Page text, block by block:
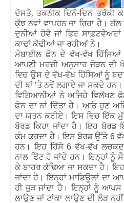
ਦੋਸਤੋ,ਤਕਨੀਕ ਦਿਨੋ-ਦਿਨ ਤਰੱਕੀ
ਕੁੱਝ ਨਵਾਂ ਵਾਪਰਨ ਜਾ ਰਿਹਾ ਹੈ।
ਦੁਨੀਆਂ ਹੋਵੇ ਜਾਂ ਫਿਰ ਸਾਫ਼ਟਵੇਅਰਾਂ
ਕਾਢਾਂ ਕੱਢੀਆਂ ਜਾ ਰਹੀਆਂ ਨੇ।
ਮੋਬਾਈਲ ਫ਼ੋਨ ਦੇ ਵੱਖ-ਵੱਖ
ਆਪਣੀ ਮਰਜ਼ੀ ਅਨੁਸਾਰ ਜੋੜਨ ਦੀ
ਵਿਚ ਉਸ ਦੇ ਵੱਖ-ਵੱਖ ਹਿੱਸਿਆਂ ਨੂੰ
ਦੀ ਥਾਂ 'ਤੇ ਨਵੇਂ ਲਗਾਏ ਜਾ ਸਕਦੇ ਹਨ।
ਵਿਗਿਆਨੀਆਂ ਨੇ ਅਜਿਹੇ ਵਿਲੱਖਣ
ਫ਼ੋਨ ਦਾ ਨਾਂ ਦਿੱਤਾ ਹੈ। ਆਓ ਹੁਣ
ਦਾ ਯਤਨ ਕਰੀਏ। ਇਸ ਵਿਚ ਇੱਕ
ਬੋਰਡ ਕਿਹਾ ਜਾਂਦਾ ਹੈ। ਇਹ ਬੋਰਡ
ਕੰਮ ਕਰਦਾ ਹੈ। ਇਸ ਬੋਰਡ ਉੱਤੇ 6
ਹਨ। ਇਹ ਹਿੱਸੇ 6 ਵੱਖ-ਵੱਖ
ਨਾਲ ਫਿੱਟ ਹੋ ਜਾਂਦੇ ਹਨ। ਇਨ੍ਹਾਂ ਨੂੰ
ਕੇ ਬਾਹਰ ਕੱਢਿਆ ਜਾ ਸਕਦਾ ਹੈ।
ਜਾਂਦਾ ਹੈ। ਇਨ੍ਹਾਂ ਮਾਡਿਊਲਾਂ ਦਾ
ਹੀ ਜੁੜ ਜਾਂਦਾ ਹੈ। ਇਨ੍ਹਾਂ ਨੂੰ ਆਪਸ
ਲਾਉਣ ਜਾਂ ਟਾਂਕਾ ਲਾਉਣ ਦੀ ਲੋੜ